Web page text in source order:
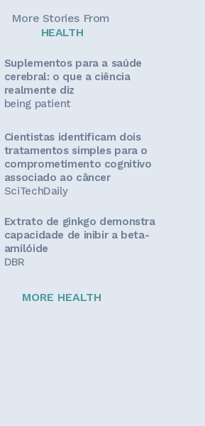
More Stories From
HEALTH
Suplementos para a saúde
cerebral: o que a ciência
realmente diz
being patient
Cientistas identificam dois
tratamentos simples para o
comprometimento cognitivo
associado ao câncer
SciTechDaily
Extrato de ginkgo demonstra
capacidade de inibir a beta-
amilóide
DBR
MORE HEALTH